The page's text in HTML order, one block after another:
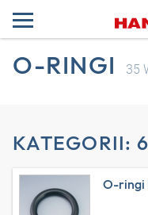
O-RINGI 35
KATEGORII: 6
O-ringi